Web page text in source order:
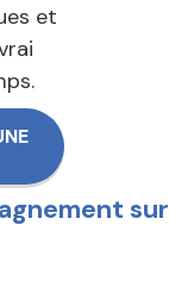
et